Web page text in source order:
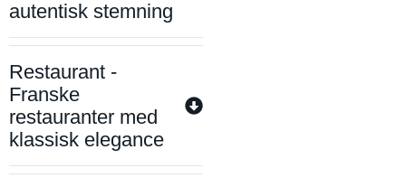
autentisk stemning
Restaurant -
Franske
restauranter med
klassisk elegance